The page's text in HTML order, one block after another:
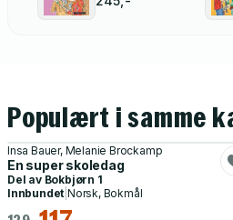
Populært i samme
Insa Bauer, Melanie Brockamp
En super skoledag
Del av Bokbjørn 1
Innbundet |Norsk, Bokmål